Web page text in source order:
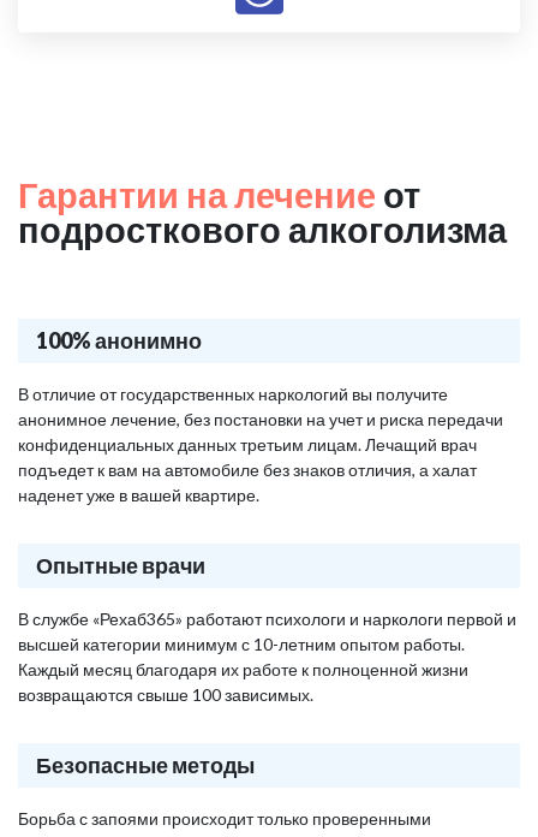
Гарантии на лечение от
подросткового алкоголизма
100% анонимно
В отличие от государственных наркологий вы получите
анонимное лечение, без постановки на учет и риска передачи
конфиденциальных данных третьим лицам. Лечащий врач
подъедет к вам на автомобиле без знаков отличия, а халат
наденет уже в вашей квартире.
Опытные врачи
В службе «Рехаб365» работают психологи и наркологи первой и
высшей категории минимум с 10-летним опытом работы.
Каждый месяц благодаря их работе к полноценной жизни
возвращаются свыше 100 зависимых.
Безопасные методы
Борьба с запоями происходит только проверенными